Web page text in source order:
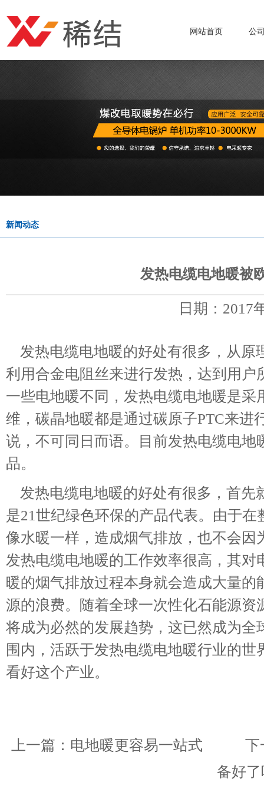
网站首页 公
新闻动态
发热电缆电地暖被
日期：2017
发热电缆电地暖的好处有很多，从原
利用合金电阻丝来进行发热，达到用
一些电地暖不同，发热电缆电地暖是
维，碳晶地暖都是通过碳原子PTC来进
说，不可同日而语。目前发热电缆电
品。
发热电缆电地暖的好处有很多，首先
是21世纪绿色环保的产品代表。由于
像水暖一样，造成烟气排放，也不会
发热电缆电地暖的工作效率很高，其
暖的烟气排放过程本身就会造成大量
源的浪费。随着全球一次性化石能源
将成为必然的发展趋势，这已然成为
围内，活跃于发热电缆电地暖行业的
看好这个产业。
上一篇： 电地暖更容易一站式 下一
备好